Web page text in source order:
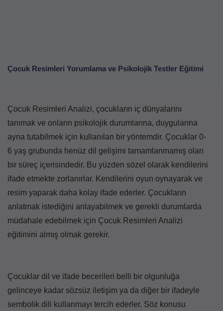
Çocuk Resimleri Yorumlama ve Psikolojik Testler Eğitimi
Çocuk Resimleri Analizi, çocukların iç dünyalarını
tanımak ve onların psikolojik durumlarına, duygularına
ayna tutabilmek için kullanılan bir yöntemdir. Çocuklar 0-
6 yaş grubunda henüz dil gelişimi tamamlanmamış olan
bir süreç içerisindedir. Bu yüzden sözel olarak kendilerini
ifade etmekte zorlanırlar. Kendilerini oyun oynayarak ve
resim yaparak daha kolay ifade ederler. Çocukların
anlatmak istediğini anlayabilmek ve gerekli durumlarda
müdahale edebilmek için Çocuk Resimleri Analizi
eğitimini almış olmak gerekir.
Çocuklar dil ve ifade becerileri belli bir olgunluğa
gelinceye kadar sözsüz iletişim ya da diğer bir ifadeyle
sembolik dili kullanmayı tercih ederler. Söz konusu